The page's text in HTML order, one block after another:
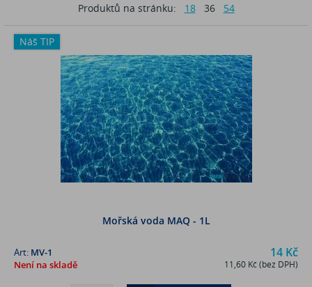
Produktů na stránku: 18 36 54
Náš TIP
Mořská voda MAQ - 1L
14 Kč
11,60 Kč (bez DPH)
Art: MV-1
Není na skladě